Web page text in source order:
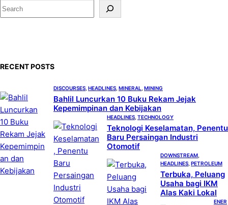
S
e
RECENT POSTS
DISCOURSES HEADLINES MINERAL MINING
Bahlil Luncurkan 10 Buku Rekam Jejak
Kepemimpinan dan Kebijakan
HEADLINES TECHNOLOGY
Teknologi Keselamatan, Penentu
Baru Persaingan Industri
Otomotif
DOWNSTREAM
HEADLINES PETROLEUM
Terbuka, Peluang
Usaha bagi IKM
Alas Kaki Lokal
ENER